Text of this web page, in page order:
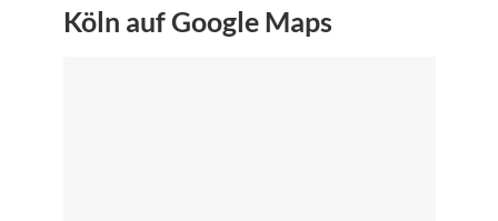
Köln auf Google Maps